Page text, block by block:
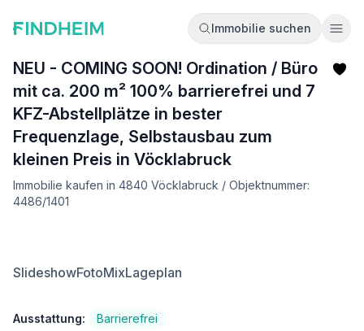
Immobilie suchen
NEU - COMING SOON! Ordination / Büro
mit ca. 200 m² 100% barrierefrei und 7
KFZ-Abstellplätze in bester
Frequenzlage, Selbstausbau zum
kleinen Preis in Vöcklabruck
Immobilie kaufen in 4840 Vöcklabruck / Objektnummer:
4486/1401
SlideshowFotoMixLageplan
Ausstattung: Barrierefrei